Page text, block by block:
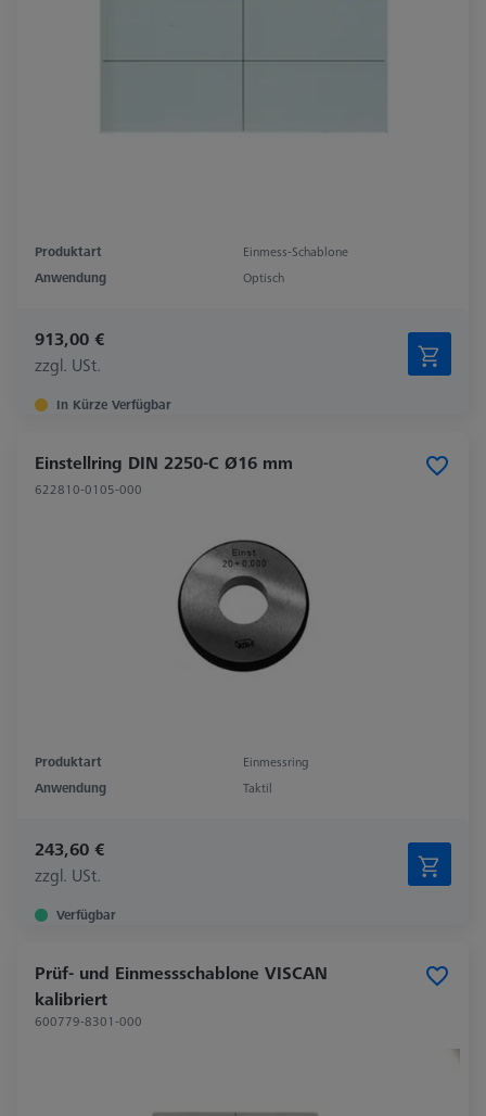
Produktart
Einmess-Schablone
Anwendung
Optisch
913,00 €
zzgl. USt.
In Kürze Verfügbar
Einstellring DIN 2250-C Ø16 mm
622810-0105-000
Produktart
Einmessring
Anwendung
Taktil
243,60 €
zzgl. USt.
Verfügbar
Prüf- und Einmessschablone VISCAN
kalibriert
600779-8301-000